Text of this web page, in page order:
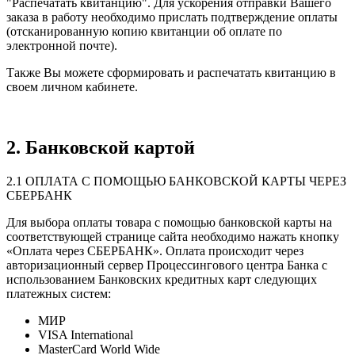
"Распечатать квитанцию". Для ускорения отправки Вашего
заказа в работу необходимо прислать подтверждение оплаты
(отсканированную копию квитанции об оплате по
электронной почте).
Также Вы можете сформировать и распечатать квитанцию в
своем личном кабинете.
2. Банковской картой
2.1 ОПЛАТА С ПОМОЩЬЮ БАНКОВСКОЙ КАРТЫ ЧЕРЕЗ
СБЕРБАНК
Для выбора оплаты товара с помощью банковской карты на
соответствующей странице сайта необходимо нажать кнопку
«Оплата через СБЕРБАНК». Оплата происходит через
авторизационный сервер Процессингового центра Банка с
использованием Банковских кредитных карт следующих
платежных систем:
МИР
VISA International
MasterCard World Wide